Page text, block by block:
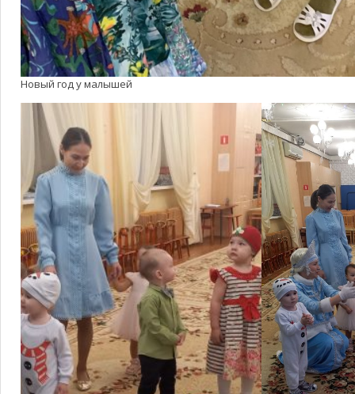
Новый год у малышей